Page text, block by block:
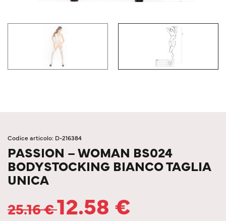
Codice articolo: D-216384
PASSION – WOMAN BS024
BODYSTOCKING BIANCO TAGLIA
UNICA
25.16€12.58 €